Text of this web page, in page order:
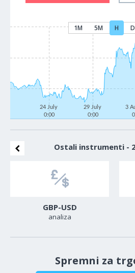
1M 5M H D
24 July
0:00
29 July
0:00
3
Ostali instrumenti -
GBP-USD
analiza
Spremni za